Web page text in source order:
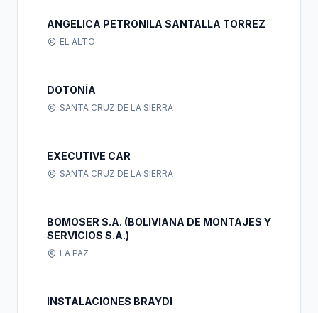
ANGELICA PETRONILA SANTALLA TORREZ
EL ALTO
DOTONÍA
SANTA CRUZ DE LA SIERRA
EXECUTIVE CAR
SANTA CRUZ DE LA SIERRA
BOMOSER S.A. (BOLIVIANA DE MONTAJES Y
SERVICIOS S.A.)
LA PAZ
INSTALACIONES BRAYDI